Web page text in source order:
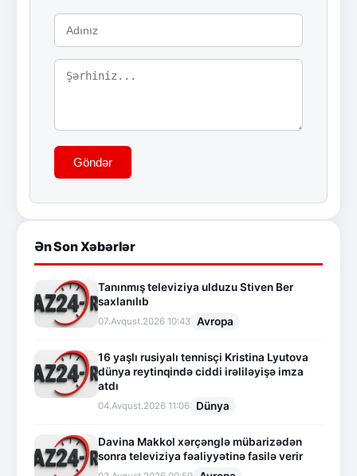
Göndər
Ən Son Xəbərlər
Tanınmış televiziya ulduzu Stiven Ber
saxlanılıb
07.Avqust.2026 10:43 Avropa
16 yaşlı rusiyalı tennisçi Kristina Lyutova
dünya reytinqində ciddi irəliləyişə imza
atdı
04.Avqust.2026 11:06 Dünya
Davina Makkol xərçənglə mübarizədən
sonra televiziya fəaliyyətinə fasilə verir